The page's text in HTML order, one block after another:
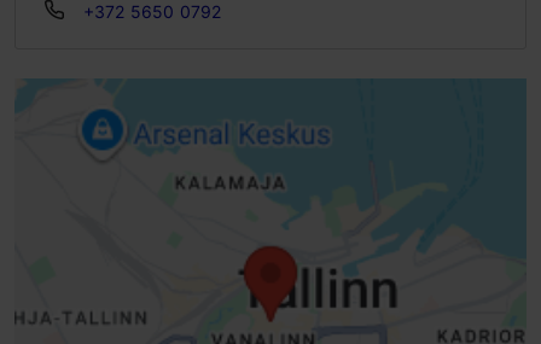
+372 5650 0792